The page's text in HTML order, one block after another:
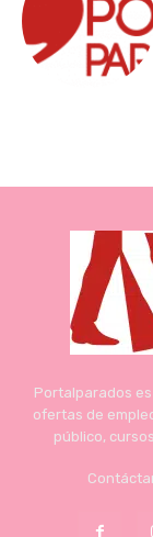
Portalparados
ofertas de
público,